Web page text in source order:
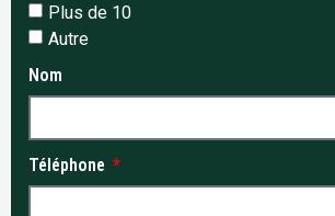
Plus de 10
Autre
Nom
Téléphone